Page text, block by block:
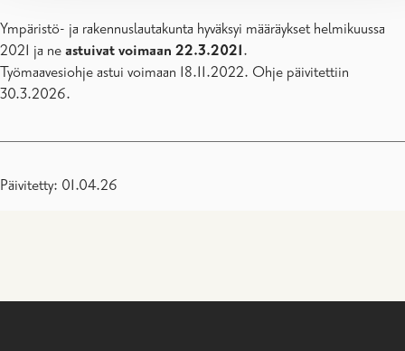
Ympäristö- ja rakennuslautakunta hyväksyi määräykset helmikuussa
2021 ja ne astuivat voimaan 22.3.2021.
Työmaavesiohje astui voimaan 18.11.2022. Ohje päivitettiin
30.3.2026.
Päivitetty: 01.04.26